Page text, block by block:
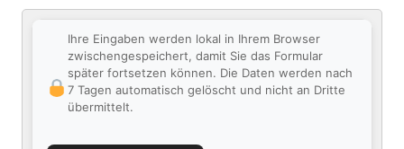
Ihre Eingaben werden lokal in Ihrem Browser
zwischengespeichert, damit Sie das Formular
später fortsetzen können. Die Daten werden nach
7 Tagen automatisch gelöscht und nicht an Dritte
übermittelt.